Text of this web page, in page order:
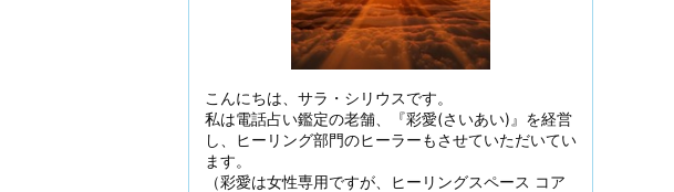
こんにちは、サラ・シリウスです。
私は電話占い鑑定の老舗、『彩愛(さいあい)』を経営
し、ヒーリング部門のヒーラーもさせていただいてい
ます。
（彩愛は女性専用ですが、ヒーリングスペース コア